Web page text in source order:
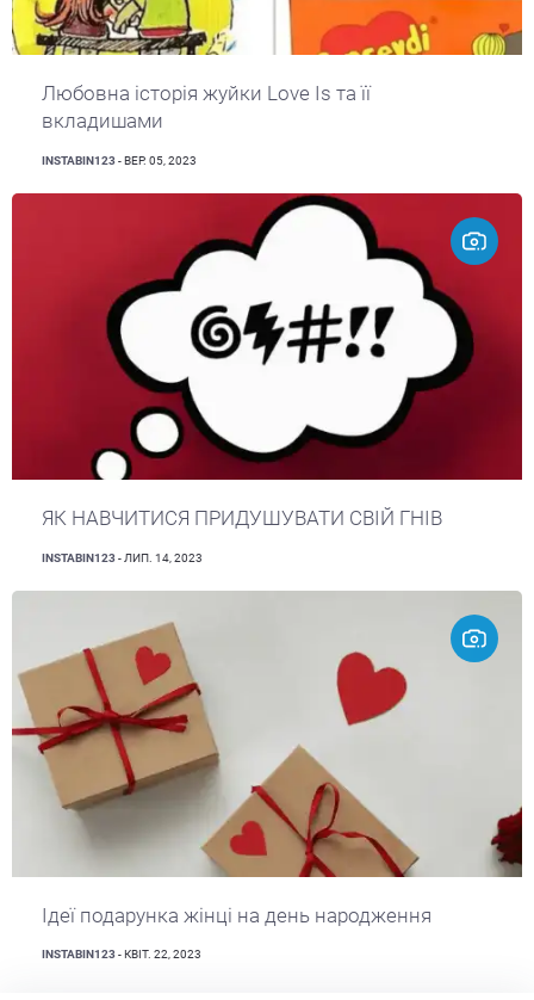
Любовна історія жуйки Love Is та її
вкладишами
INSTABIN123 - ВЕР. 05, 2023
ЯК НАВЧИТИСЯ ПРИДУШУВАТИ СВІЙ ГНІВ
INSTABIN123 - ЛИП. 14, 2023
Ідеї подарунка жінці на день народження
INSTABIN123 - КВІТ. 22, 2023